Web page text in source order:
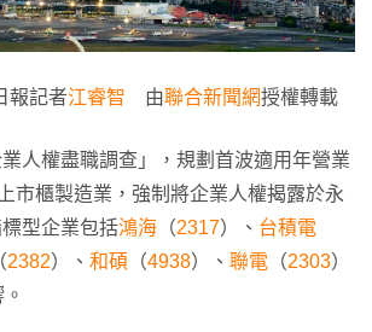
報記者江睿智 由聯合新聞網授權轉載
人權盡職調查」，規劃首波適用年營業
市櫃製造業，強制將企業人權揭露於永
型企業包括鴻海 （2317）、 台積電
2382）、 和碩 （4938）、 聯電 （2303）